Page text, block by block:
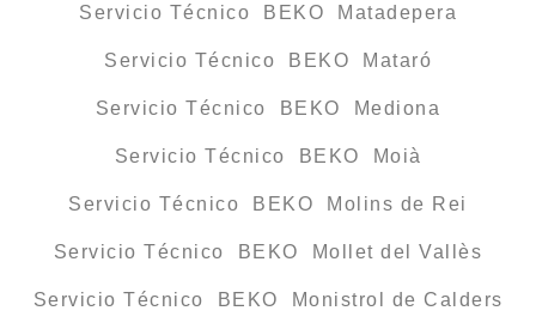
Servicio Técnico BEKO Matadepera
Servicio Técnico BEKO Mataró
Servicio Técnico BEKO Mediona
Servicio Técnico BEKO Moià
Servicio Técnico BEKO Molins de Rei
Servicio Técnico BEKO Mollet del Vallès
Servicio Técnico BEKO Monistrol de Calders